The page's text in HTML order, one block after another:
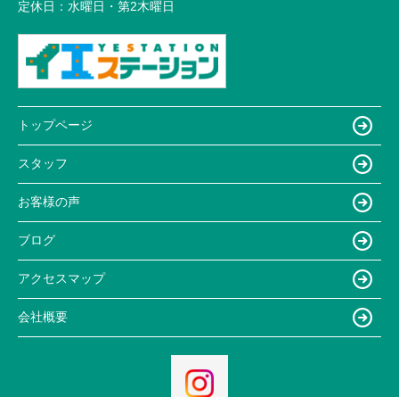
定休日： 水曜日・第2木曜日
トップページ
スタッフ
お客様の声
ブログ
アクセスマップ
会社概要